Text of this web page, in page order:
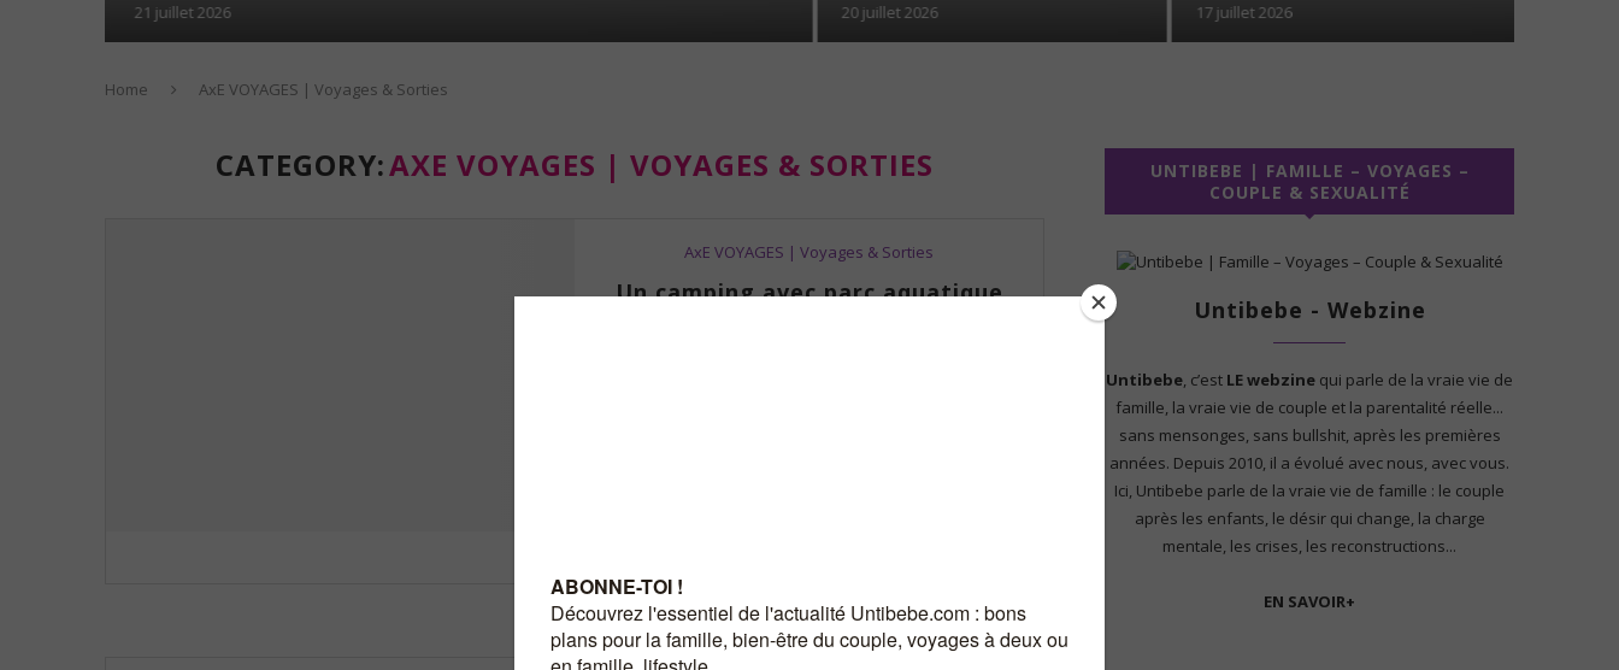
21 juillet 2026 20 juillet 2026 17 juillet 2026
Home AxE VOYAGES | Voyages & Sorties
CATEGORY:AXE VOYAGES | VOYAGES & SORTIES
AxE VOYAGES | Voyages & Sorties
Un camping avec parc aquatique
UNTIBEBE | FAMILLE – VOYAGES –
COUPLE & SEXUALITÉ
Untibebe - Webzine
Untibebe, c’est LE webzine qui parle de la vraie vie de
famille, la vraie vie de couple et la parentalité réelle...
sans mensonges, sans bullshit, après les premières
années. Depuis 2010, il a évolué avec nous, avec vous.
Ici, Untibebe parle de la vraie vie de famille : le couple
après les enfants, le désir qui change, la charge
mentale, les crises, les reconstructions...
EN SAVOIR+